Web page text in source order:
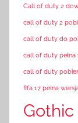
Call of duty 2
call of duty 2
call of duty do
call of duty pełna
call of duty
fifa 17 pełna